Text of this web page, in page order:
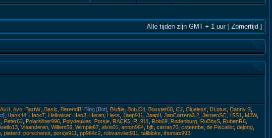
Alle tijden zijn GMT + 1 uur [ Zomertijd ]
AvH Avo BartW. Basic BerendB Bing [Bot] Bluftie Bob C4 Boxster60 CJ Clueless DLotus Danny S
Hans44 HansT, Hellraiser, Hen3 Heran Hess Jaap911 JaapII JanCarrera3.2 JeroenSC L5S1 MJW,
Peter62 Polarsilber996 Polydeukes Porsje RACK5 R_911 Rob69 Rodenburg RuBoxS RubenR6
Vlaanderen Willem56 Wimpie67 alvin01 anton964 bjft carras70 csteenbe de Fiscalist dejong
pieterd porschenot porsje911 pp964c2 robvanvliet911 tallbloke thomas993